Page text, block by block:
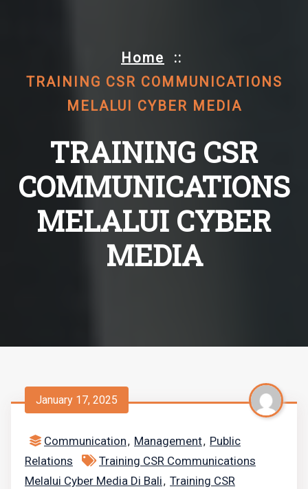
Home ::
TRAINING CSR COMMUNICATIONS
MELALUI CYBER MEDIA
TRAINING CSR
COMMUNICATIONS
MELALUI CYBER
MEDIA
January 17, 2025
Communication, Management, Public
Relations
Training CSR Communications
Melalui Cyber Media Di Bali, Training CSR